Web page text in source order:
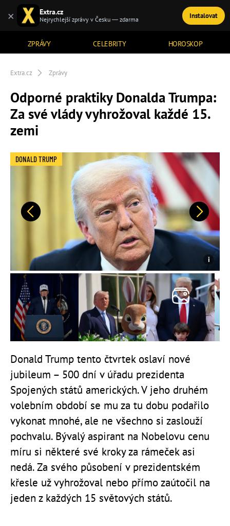
ZPRÁVY CELEBRITY HOROSKOP
TÉMATA
Extra.cz Zprávy
Odporné praktiky Donalda Trumpa:
Za své vlády vyhrožoval každé 15.
zemi
Předchozí Další
DONALD TRUMP
Donald Trump tento čtvrtek oslaví nové
jubileum – 500 dní v úřadu prezidenta
Spojených států amerických. V jeho druhém
volebním období se mu za tu dobu podařilo
vykonat mnohé, ale ne všechno si zaslouží
pochvalu. Bývalý aspirant na Nobelovu cenu
míru si některé své kroky za rámeček asi
nedá. Za svého působení v prezidentském
křesle už vyhrožoval nebo přímo zaútočil na
jeden z každých 15 světových států.
× Extra.cz
Nejrychlejší zprávy v Česku — zdarma Instalovat